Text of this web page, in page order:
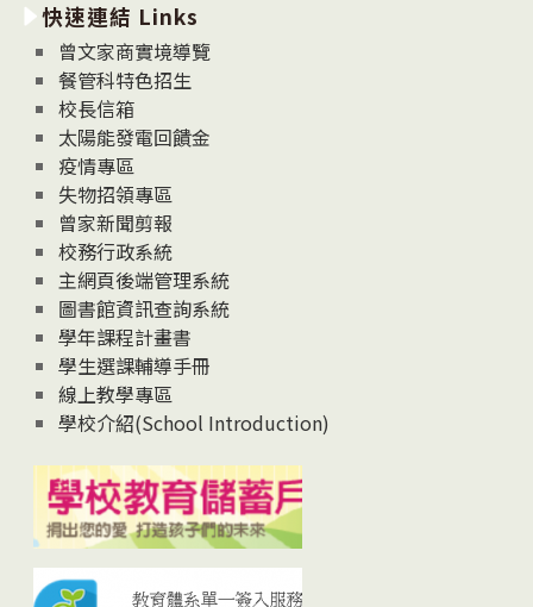
消
息
News
快速連結 Links
曾文家商實境導覽
餐管科特色招生
校長信箱
太陽能發電回饋金
疫情專區
失物招領專區
曾家新聞剪報
校務行政系統
主網頁後端管理系統
圖書館資訊查詢系統
學年課程計畫書
學生選課輔導手冊
線上教學專區
學校介紹(School Introduction)